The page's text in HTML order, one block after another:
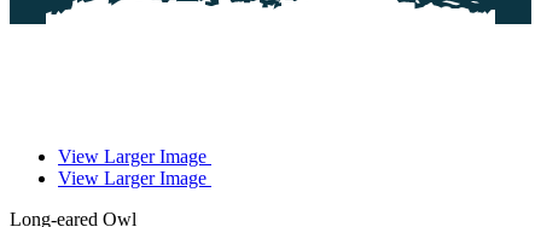
View Larger Image
View Larger Image
Long-eared Owl